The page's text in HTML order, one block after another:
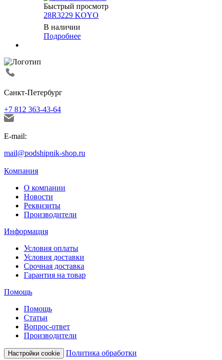
Быстрый просмотр
28R3229 KOYO
В наличии
Подробнее
Санкт-Петербург
+7 812 363-43-64
E-mail:
mail@podshipnik-shop.ru
Компания
О компании
Новости
Реквизиты
Производители
Информация
Условия оплаты
Условия доставки
Срочная доставка
Гарантия на товар
Помощь
Помощь
Статьи
Вопрос-ответ
Производители
Настройки cookie
Политика обработки